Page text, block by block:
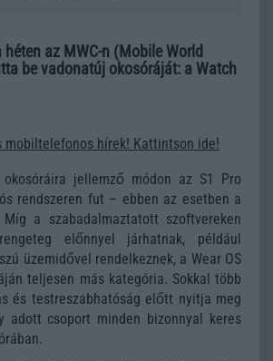
az MWC-n (Mobile World
be vadonatúj okosóráját: a Watch
mobiltelefonos hírek! Kattintson ide!
jellemző módon az S1 Pro
rendszeren fut – ebben az esetben a
a szabadalmaztatott szoftvereken
előnnyel járhatnak, például
üzemidővel rendelkeznek, a Wear OS
teljesen más kategória. Sokkal több
és testreszabhatóság előtt nyitja meg
adott csoport minden bizonnyal keres